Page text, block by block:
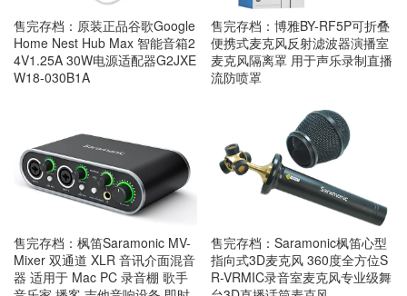
售完存档：原装正品谷歌Google
Home Nest Hub Max 智能音箱2
4V1.25A 30W电源适配器G2JXE
W18-030B1A
售完存档：博雅BY-RF5P可折叠
便携式麦克风反射滤波器演播室
麦克风隔离罩 用于声乐录制直播
流防喷罩
售完存档：枫笛Saramonic MV-
Mixer 双通道 XLR 音讯介面混音
器 适用于 Mac PC 录音棚 歌手
售完存档：Saramonic枫笛心型
指向式3D麦克风 360度全方位S
R-VRMIC录音室麦克风专业级舞